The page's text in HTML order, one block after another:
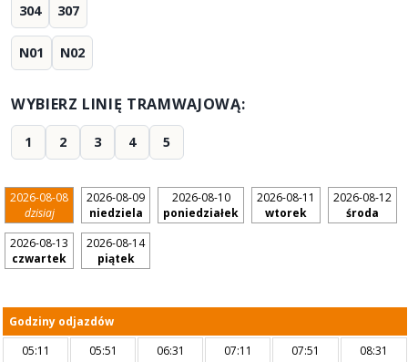
304 307
N01 N02
WYBIERZ LINIĘ TRAMWAJOWĄ:
1 2 3 4 5
2026-08-08
dzisiaj
2026-08-09
niedziela
2026-08-10
poniedziałek
2026-08-11
wtorek
2026-08-12
środa
2026-08-13
czwartek
2026-08-14
piątek
Godziny odjazdów
05:11
05:51 06:31 07:11 07:51
08:31